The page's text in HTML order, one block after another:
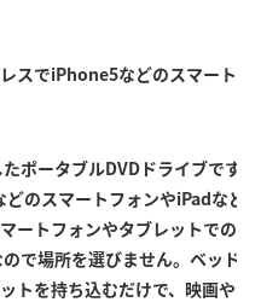
スでiPhone5などのスマートフ
ポータブルDVDドライブです
のスマートフォンやiPadなど
ートフォンやタブレットでの
で場所を選びません。ベッド
トを持ち込むだけで、映画や